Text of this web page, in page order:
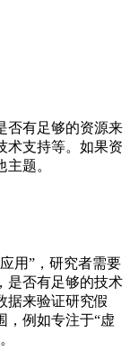
否有足够的资源来
术支持等。如果资
题。
用”，研究者需要
是否有足够的技术
据来验证研究假
，例如专注于“虚